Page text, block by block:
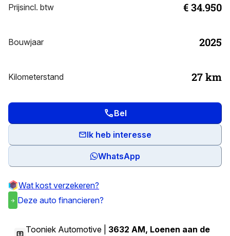
Prijsincl. btw € 34.950
Bouwjaar 2025
Kilometerstand 27km
Ik heb interesse
WhatsApp
Bel
Wat kost verzekeren?
Deze auto financieren?
Tooniek Automotive | 3632 AM, Loenen aan de